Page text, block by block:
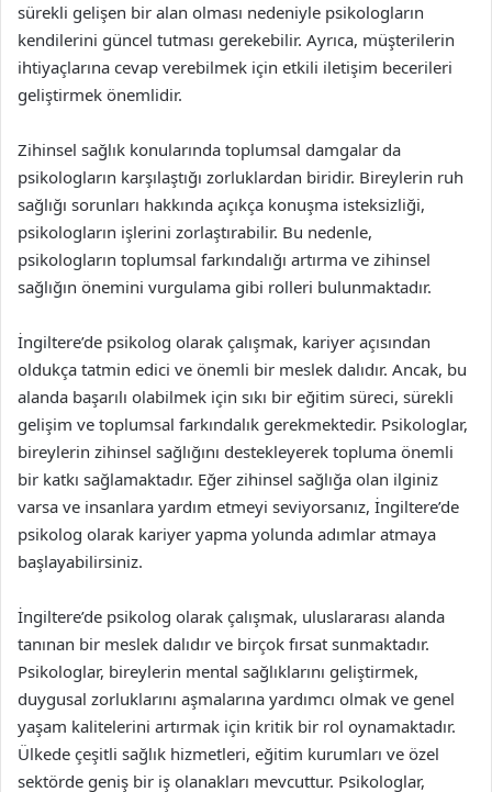
sürekli gelişen bir alan olması nedeniyle psikologların
kendilerini güncel tutması gerekebilir. Ayrıca, müşterilerin
ihtiyaçlarına cevap verebilmek için etkili iletişim becerileri
geliştirmek önemlidir.
Zihinsel sağlık konularında toplumsal damgalar da
psikologların karşılaştığı zorluklardan biridir. Bireylerin ruh
sağlığı sorunları hakkında açıkça konuşma isteksizliği,
psikologların işlerini zorlaştırabilir. Bu nedenle,
psikologların toplumsal farkındalığı artırma ve zihinsel
sağlığın önemini vurgulama gibi rolleri bulunmaktadır.
İngiltere’de psikolog olarak çalışmak, kariyer açısından
oldukça tatmin edici ve önemli bir meslek dalıdır. Ancak, bu
alanda başarılı olabilmek için sıkı bir eğitim süreci, sürekli
gelişim ve toplumsal farkındalık gerekmektedir. Psikologlar,
bireylerin zihinsel sağlığını destekleyerek topluma önemli
bir katkı sağlamaktadır. Eğer zihinsel sağlığa olan ilginiz
varsa ve insanlara yardım etmeyi seviyorsanız, İngiltere’de
psikolog olarak kariyer yapma yolunda adımlar atmaya
başlayabilirsiniz.
İngiltere’de psikolog olarak çalışmak, uluslararası alanda
tanınan bir meslek dalıdır ve birçok fırsat sunmaktadır.
Psikologlar, bireylerin mental sağlıklarını geliştirmek,
duygusal zorluklarını aşmalarına yardımcı olmak ve genel
yaşam kalitelerini artırmak için kritik bir rol oynamaktadır.
Ülkede çeşitli sağlık hizmetleri, eğitim kurumları ve özel
sektörde geniş bir iş olanakları mevcuttur. Psikologlar,